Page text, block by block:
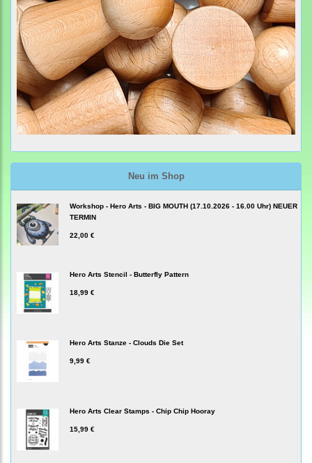
Neu im Shop
Workshop - Hero Arts - BIG MOUTH (17.10.2026 - 16.00 Uhr) NEUER
TERMIN
22,00 €
Hero Arts Stencil - Butterfly Pattern
18,99 €
Hero Arts Stanze - Clouds Die Set
9,99 €
Hero Arts Clear Stamps - Chip Chip Hooray
15,99 €